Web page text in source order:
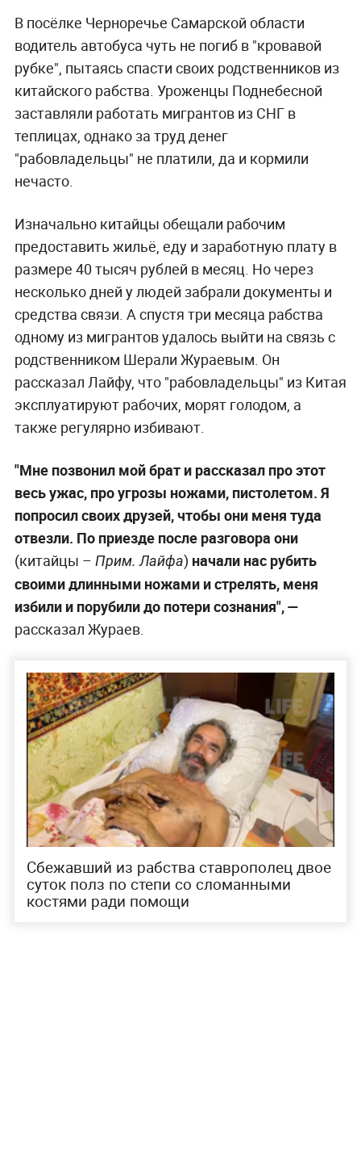
В посёлке Черноречье Самарской области
водитель автобуса чуть не погиб в "кровавой
рубке", пытаясь спасти своих родственников из
китайского рабства. Уроженцы Поднебесной
заставляли работать мигрантов из СНГ в
теплицах, однако за труд денег
"рабовладельцы" не платили, да и кормили
нечасто.
Изначально китайцы обещали рабочим
предоставить жильё, еду и заработную плату в
размере 40 тысяч рублей в месяц. Но через
несколько дней у людей забрали документы и
средства связи. А спустя три месяца рабства
одному из мигрантов удалось выйти на связь с
родственником Шерали Жураевым. Он
рассказал Лайфу, что "рабовладельцы" из Китая
эксплуатируют рабочих, морят голодом, а
также регулярно избивают.
"Мне позвонил мой брат и рассказал про этот
весь ужас, про угрозы ножами, пистолетом. Я
попросил своих друзей, чтобы они меня туда
отвезли. По приезде после разговора они
(китайцы – Прим. Лайфа) начали нас рубить
своими длинными ножами и стрелять, меня
избили и порубили до потери сознания", —
рассказал Жураев.
Сбежавший из рабства ставрополец двое
суток полз по степи со сломанными
костями ради помощи